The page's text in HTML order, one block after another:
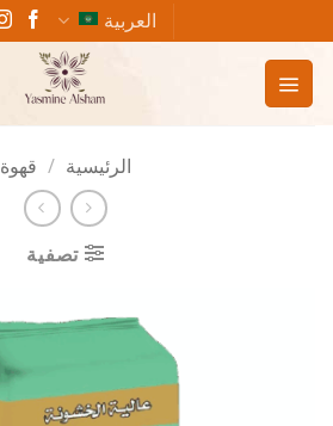
للمحتوى
العربية
الرئيسية / قهوة
تصفية